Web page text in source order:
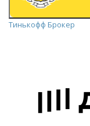
Тинькофф Брокер